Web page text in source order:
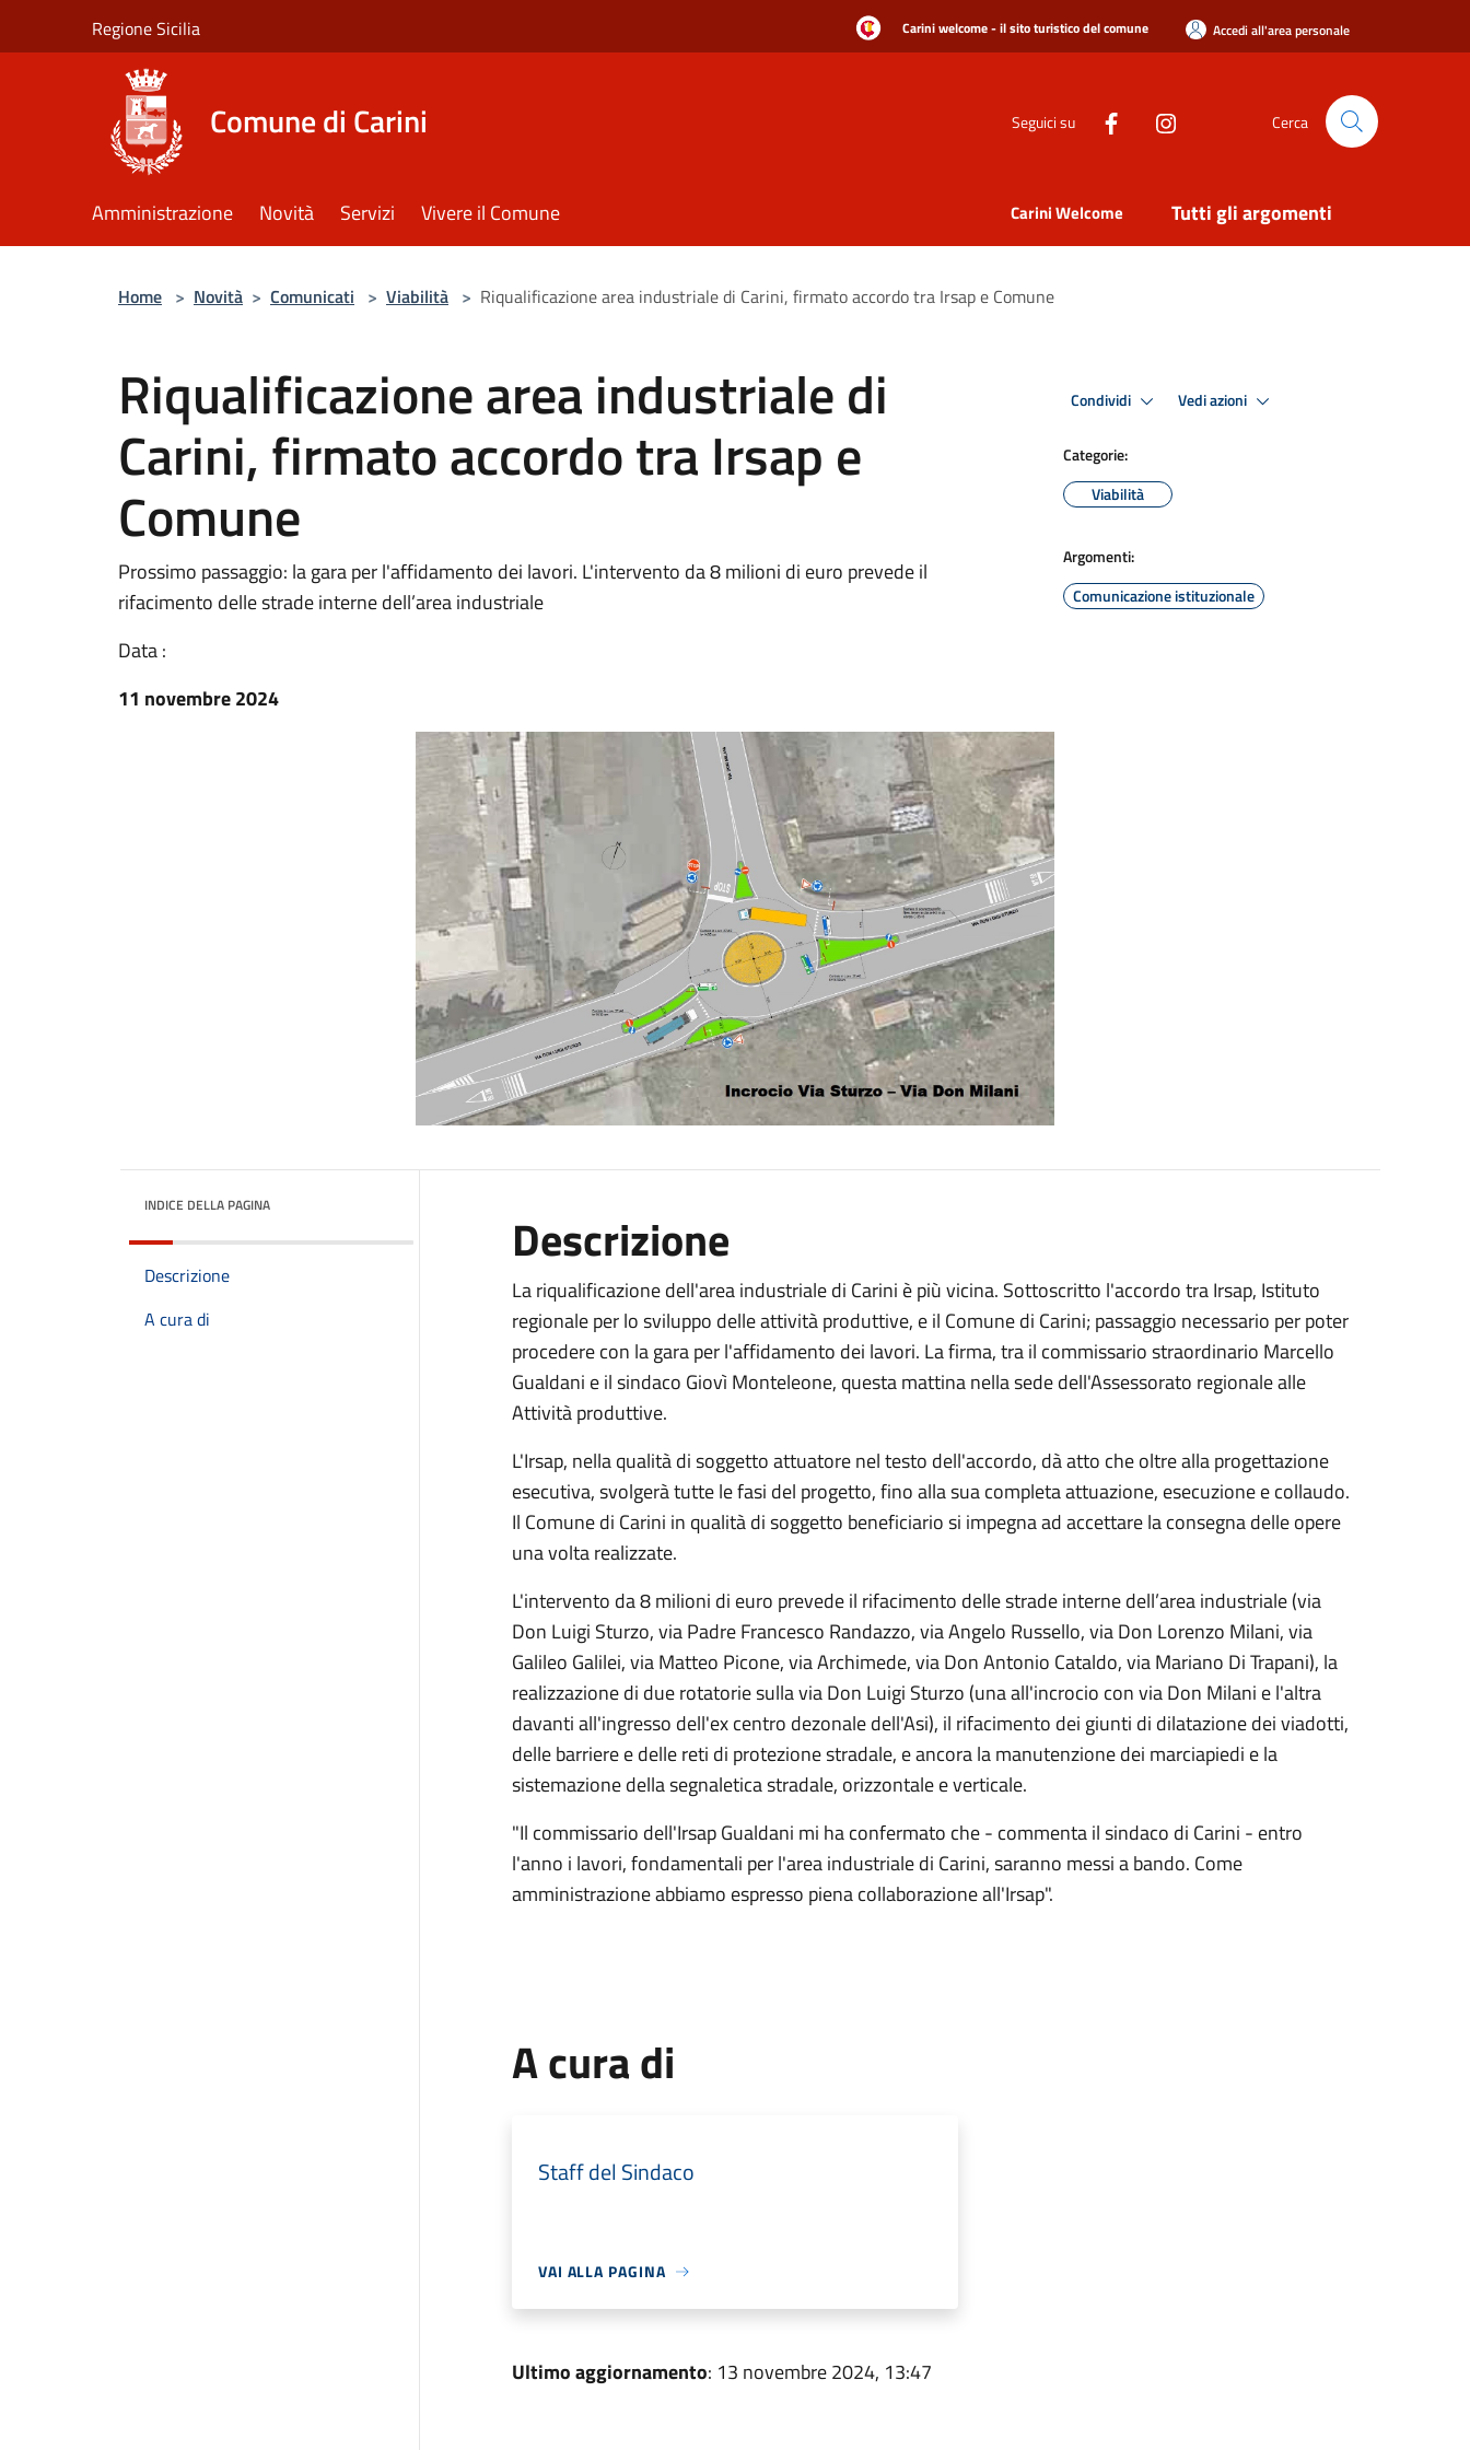
Regione Sicilia Carini welcome - il sito turistico del comune Accedi all'area personale
Comune di Carini Seguici su Cerca
Amministrazione Novità Servizi Vivere il Comune Carini Welcome Tutti gli argomenti
Home > Novità > Comunicati > Viabilità > Riqualificazione area industriale di Carini, firmato accordo tra Irsap e Comune
Riqualificazione area industriale di
Carini, firmato accordo tra Irsap e
Comune
Prossimo passaggio: la gara per l'affidamento dei lavori. L'intervento da 8 milioni di euro prevede il
rifacimento delle strade interne dell’area industriale
Data :
11 novembre 2024
Condividi Vedi azioni
Categorie:
Viabilità
Argomenti:
Comunicazione istituzionale
INDICE DELLA PAGINA
Descrizione
A cura di
Descrizione
La riqualificazione dell'area industriale di Carini è più vicina. Sottoscritto l'accordo tra Irsap, Istituto
regionale per lo sviluppo delle attività produttive, e il Comune di Carini; passaggio necessario per poter
procedere con la gara per l'affidamento dei lavori. La firma, tra il commissario straordinario Marcello
Gualdani e il sindaco Giovì Monteleone, questa mattina nella sede dell'Assessorato regionale alle
Attività produttive.
L'Irsap, nella qualità di soggetto attuatore nel testo dell'accordo, dà atto che oltre alla progettazione
esecutiva, svolgerà tutte le fasi del progetto, fino alla sua completa attuazione, esecuzione e collaudo.
Il Comune di Carini in qualità di soggetto beneficiario si impegna ad accettare la consegna delle opere
una volta realizzate.
L'intervento da 8 milioni di euro prevede il rifacimento delle strade interne dell’area industriale (via
Don Luigi Sturzo, via Padre Francesco Randazzo, via Angelo Russello, via Don Lorenzo Milani, via
Galileo Galilei, via Matteo Picone, via Archimede, via Don Antonio Cataldo, via Mariano Di Trapani), la
realizzazione di due rotatorie sulla via Don Luigi Sturzo (una all'incrocio con via Don Milani e l'altra
davanti all'ingresso dell'ex centro dezonale dell'Asi), il rifacimento dei giunti di dilatazione dei viadotti,
delle barriere e delle reti di protezione stradale, e ancora la manutenzione dei marciapiedi e la
sistemazione della segnaletica stradale, orizzontale e verticale.
"Il commissario dell'Irsap Gualdani mi ha confermato che - commenta il sindaco di Carini - entro
l'anno i lavori, fondamentali per l'area industriale di Carini, saranno messi a bando. Come
amministrazione abbiamo espresso piena collaborazione all'Irsap".
A cura di
Staff del Sindaco
VAI ALLA PAGINA
Ultimo aggiornamento: 13 novembre 2024, 13:47